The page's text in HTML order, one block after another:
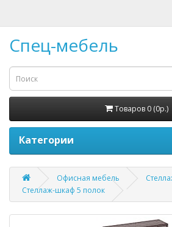
Спец-мебель
Товаров 0 (0р.)
Категории
Офисная мебель
Стеллаж-шкаф 5 полок